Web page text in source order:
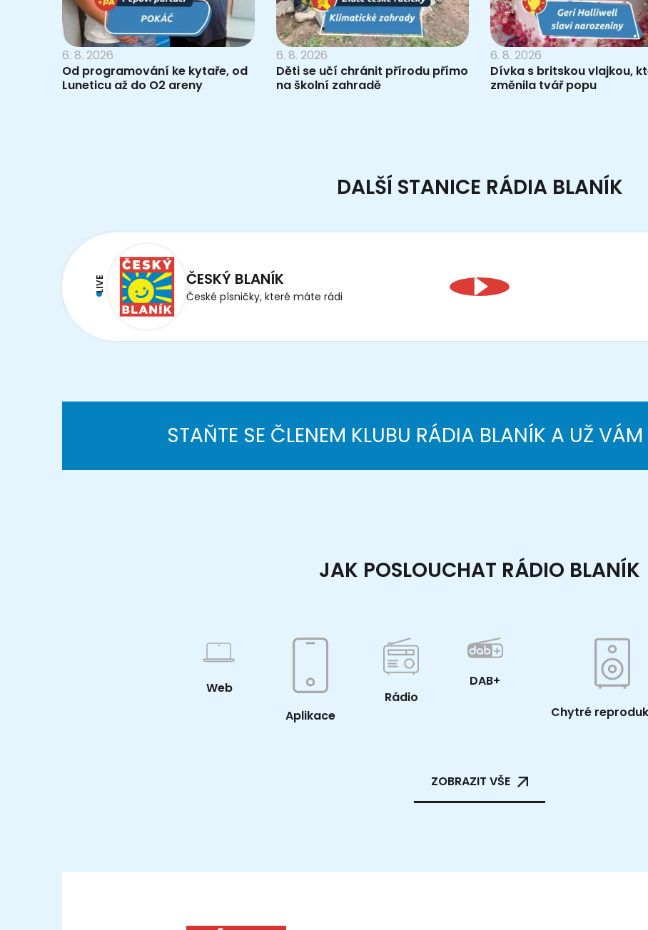
6. 8. 2026
Od programování ke kytaře, od
Luneticu až do O2 areny
6. 8. 2026
Děti se učí chránit přírodu přímo
na školní zahradě
6. 8. 2026
Dívka s britskou vlajkou,
změnila tvář popu
DALŠÍ STANICE RÁDIA BLANÍK
LIVE ČESKÝ BLANÍK
České písničky, které máte rádi
STAŇTE SE ČLENEM KLUBU RÁDIA BLANÍK A UŽ VÁM
JAK POSLOUCHAT RÁDIO BLANÍK
Web
Aplikace
Rádio
DAB+
Chytré
ZOBRAZIT VŠE